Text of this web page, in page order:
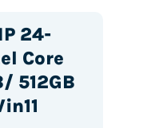
24-
Core
512GB